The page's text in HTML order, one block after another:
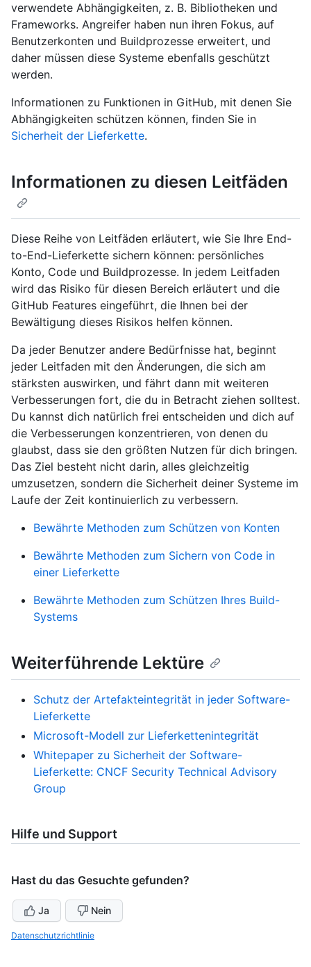
verwendete Abhängigkeiten, z. B. Bibliotheken und
Frameworks. Angreifer haben nun ihren Fokus, auf
Benutzerkonten und Buildprozesse erweitert, und
daher müssen diese Systeme ebenfalls geschützt
werden.
Informationen zu Funktionen in GitHub, mit denen Sie
Abhängigkeiten schützen können, finden Sie in
Sicherheit der Lieferkette.
Informationen zu diesen Leitfäden
Diese Reihe von Leitfäden erläutert, wie Sie Ihre End-
to-End-Lieferkette sichern können: persönliches
Konto, Code und Buildprozesse. In jedem Leitfaden
wird das Risiko für diesen Bereich erläutert und die
GitHub Features eingeführt, die Ihnen bei der
Bewältigung dieses Risikos helfen können.
Da jeder Benutzer andere Bedürfnisse hat, beginnt
jeder Leitfaden mit den Änderungen, die sich am
stärksten auswirken, und fährt dann mit weiteren
Verbesserungen fort, die du in Betracht ziehen solltest.
Du kannst dich natürlich frei entscheiden und dich auf
die Verbesserungen konzentrieren, von denen du
glaubst, dass sie den größten Nutzen für dich bringen.
Das Ziel besteht nicht darin, alles gleichzeitig
umzusetzen, sondern die Sicherheit deiner Systeme im
Laufe der Zeit kontinuierlich zu verbessern.
Bewährte Methoden zum Schützen von Konten
Bewährte Methoden zum Sichern von Code in
einer Lieferkette
Bewährte Methoden zum Schützen Ihres Build-
Systems
Weiterführende Lektüre
Schutz der Artefakteintegrität in jeder Software-
Lieferkette
Microsoft-Modell zur Lieferkettenintegrität
Whitepaper zu Sicherheit der Software-
Lieferkette: CNCF Security Technical Advisory
Group
Hilfe und Support
Hast du das Gesuchte gefunden?
Ja Nein
Datenschutzrichtlinie